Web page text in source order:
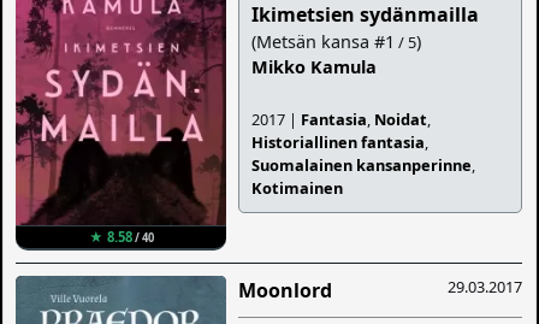
★ 8.58/ 40
Ikimetsien sydänmailla
(Metsän kansa #1 / 5)
Mikko Kamula
2017 | Fantasia, Noidat,
Historiallinen fantasia,
Suomalainen kansanperinne,
Kotimainen
29.03.2017
Moonlord